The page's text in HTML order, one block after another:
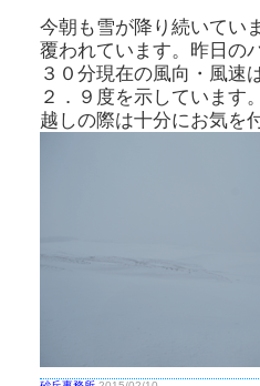
今朝も雪が降り続いてい
覆われています。昨日の
３０分現在の風向・風速
２．９度を示しています
越しの際は十分にお気を